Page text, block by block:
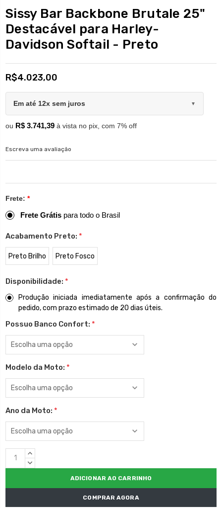
Sissy Bar Backbone Brutale 25"
Destacável para Harley-
Davidson Softail - Preto
R$4.023,00
Em até 12x sem juros ▼
ou R$ 3.741,39 à vista no pix, com 7% off
Escreva uma avaliação
Frete: *
Frete Grátis para todo o Brasil
Acabamento Preto: *
Preto Brilho Preto Fosco
Disponibilidade: *
Produção iniciada imediatamente após a confirmação do
pedido, com prazo estimado de 20 dias úteis.
Possuo Banco Confort: *
Modelo da Moto: *
Ano da Moto: *
EstoqueQUANTIDADE
CRESCENTE:
QUANTIDADE
COMPRAR AGORA